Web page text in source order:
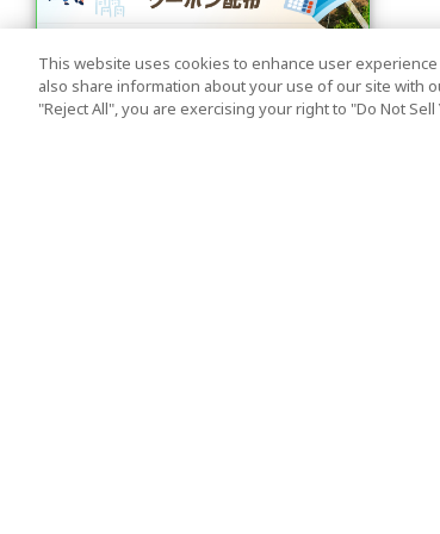
This website uses cookies to enhance user
also share information about your use of our site with
"Reject All", you are exercising your right to "Do Not Sell